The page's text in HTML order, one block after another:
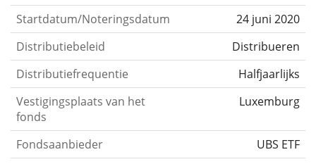
Startdatum/Noteringsdatum
24 juni 2020
Distributiebeleid
Distribueren
Distributiefrequentie
Halfjaarlijks
Vestigingsplaats van het
fonds
Luxemburg
Fondsaanbieder UBS ETF